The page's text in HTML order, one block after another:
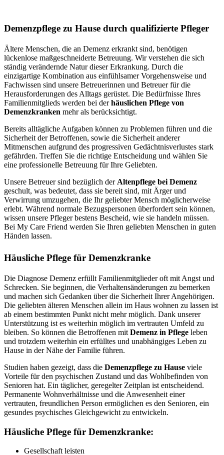
Demenzpflege zu Hause durch qualifizierte Pfleger
Ältere Menschen, die an Demenz erkrankt sind, benötigen
lückenlose maßgeschneiderte Betreuung. Wir verstehen die sich
ständig verändernde Natur dieser Erkrankung. Durch die
einzigartige Kombination aus einfühlsamer Vorgehensweise und
Fachwissen sind unsere Betreuerinnen und Betreuer für die
Herausforderungen des Alltags gerüstet. Die Bedürfnisse Ihres
Familienmitglieds werden bei derhäuslichen Pflege von
Demenzkranken mehr als berücksichtigt.
Bereits alltägliche Aufgaben können zu Problemen führen und die
Sicherheit der Betroffenen, sowie die Sicherheit anderer
Mitmenschen aufgrund des progressiven Gedächtnisverlustes stark
gefährden. Treffen Sie die richtige Entscheidung und wählen Sie
eine professionelle Betreuung für Ihre Geliebten.
Unsere Betreuer sind bezüglich der Altenpflege bei Demenz
geschult, was bedeutet, dass sie bereit sind, mit Ärger und
Verwirrung umzugehen, die Ihr geliebter Mensch möglicherweise
erlebt. Während normale Bezugspersonen überfordert sein können,
wissen unsere Pfleger bestens Bescheid, wie sie handeln müssen.
Bei My Care Friend werden Sie Ihren geliebten Menschen in guten
Händen lassen.
Häusliche Pflege für Demenzkranke
Die Diagnose Demenz erfüllt Familienmitglieder oft mit Angst und
Schrecken. Sie beginnen, die Verhaltensänderungen zu bemerken
und machen sich Gedanken über die Sicherheit Ihrer Angehörigen.
Die geliebten älteren Menschen allein im Haus wohnen zu lassen ist
ab einem bestimmten Punkt nicht mehr möglich. Dank unserer
Unterstützung ist es weiterhin möglich im vertrauten Umfeld zu
bleiben. So können die Betroffenen mit Demenz in Pflege leben
und trotzdem weiterhin ein erfülltes und unabhängiges Leben zu
Hause in der Nähe der Familie führen.
Studien haben gezeigt, dass die Demenzpflege zu Hause viele
Vorteile für den psychischen Zustand und das Wohlbefinden von
Senioren hat. Ein täglicher, geregelter Zeitplan ist entscheidend.
Permanente Wohnverhältnisse und die Anwesenheit einer
vertrauten, freundlichen Person ermöglichen es den Senioren, ein
gesundes psychisches Gleichgewicht zu entwickeln.
Häusliche Pflege für Demenzkranke:
Gesellschaft leisten